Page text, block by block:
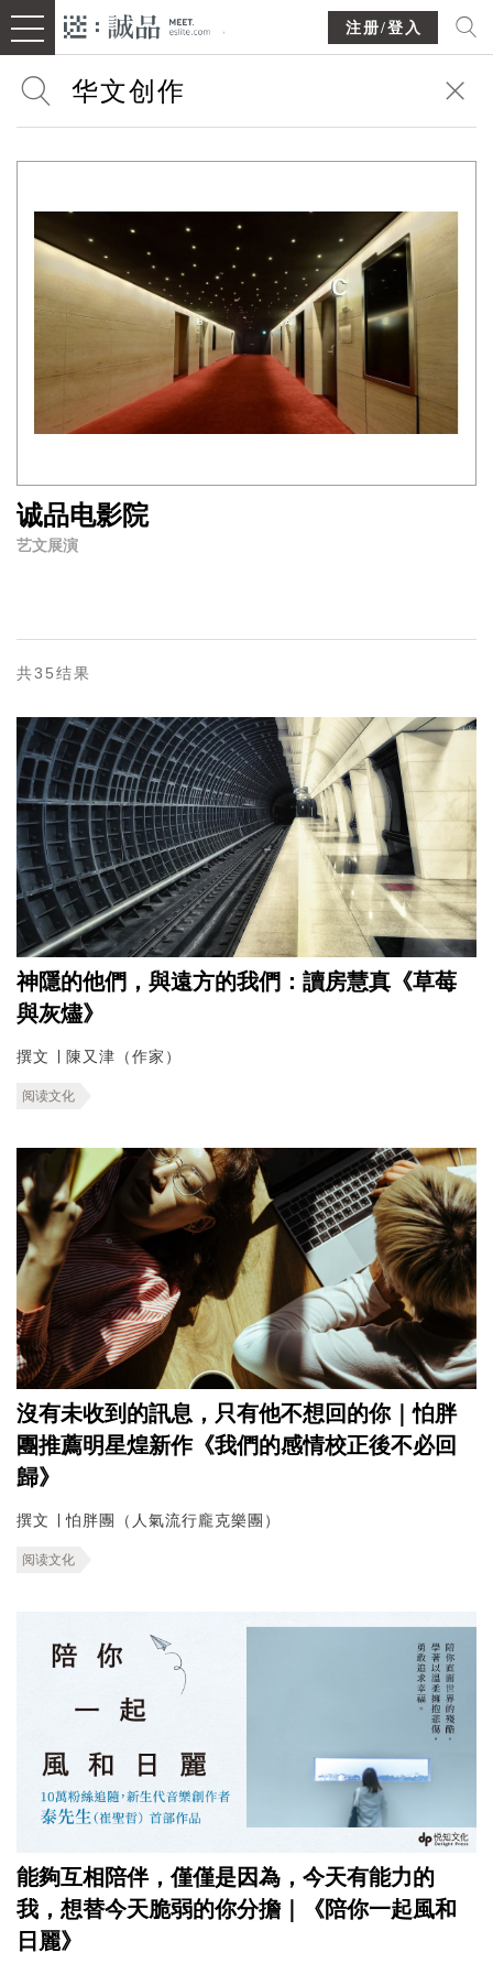
注册/登入
诚品电影院
艺文展演
共35结果
神隱的他們，與遠方的我們：讀房慧真《草莓
與灰燼》
撰文 ∣ 陳又津（作家）
阅读文化
沒有未收到的訊息，只有他不想回的你｜怕胖
團推薦明星煌新作《我們的感情校正後不必回
歸》
撰文 ∣ 怕胖團（人氣流行龐克樂團）
阅读文化
能夠互相陪伴，僅僅是因為，今天有能力的
我，想替今天脆弱的你分擔｜《陪你一起風和
日麗》